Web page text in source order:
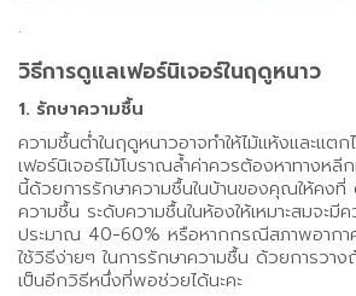
.
วิธีการดูแลเฟอร์นิเจอร์ในฤดูหนาว
1. รักษาความชื้น
ความชื้นต่ำในฤดูหนาวอาจทำให้ไม้แห้งและแต
เฟอร์นิเจอร์ไม้โบราณล้ำค่าควรต้องหาทางหลีก
นี้ด้วยการรักษาความชื้นในบ้านของคุณให้คงที่
ความชื้น ระดับความชื้นในห้องให้เหมาะสมจะ
ประมาณ 40-60% หรือหากกรณีสภาพอากาศ
ใช้วิธีง่ายๆ ในการรักษาความชื้น ด้วยการวา
เป็นอีกวิธีหนึ่งที่พอช่วยได้นะคะ